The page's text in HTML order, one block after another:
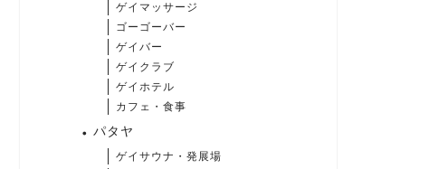
ゲイマッサージ
ゴーゴーバー
ゲイバー
ゲイクラブ
ゲイホテル
カフェ・食事
パタヤ
ゲイサウナ・発展場